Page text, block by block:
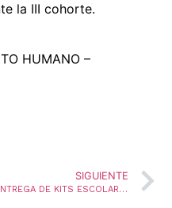
la III cohorte.
HUMANO –
SIGUIENTE
ENTREGA DE KITS ESCOLARES A NIÑOS, NIÑAS Y JOVENES DE LA INSTITUCION EDUCATIVA PABLO CORREA LEÓN CON EL APOYO DE LA ORGANIZACIÓN PLAN INTERNACIONAL